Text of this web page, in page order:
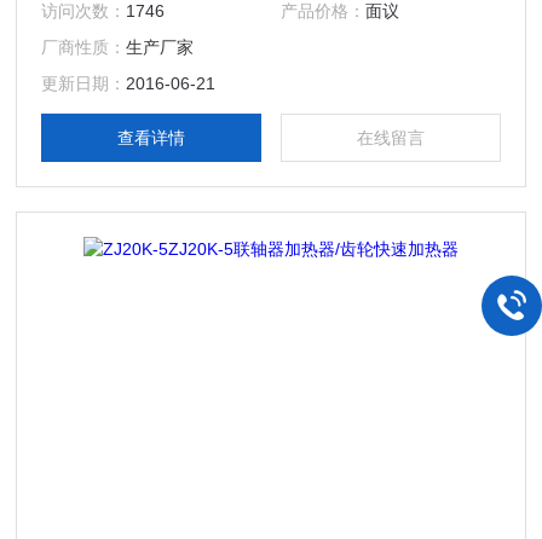
磁，使工件圆柱形彭胀，实现过盈装配的要求，现加热器使用
微电脑控制，能使加热器自动检测设备故障、自动调整加热器
功率、软启动/停机。轴承加热温度和时间可以预先设定并显
示，本公司全系列系列轴承自控加热器达到并*于同类产品。
访问次数： 1746 产品价格： 面议
厂商性质：生产厂家
更新日期： 2016-06-21
查看详情 在线留言